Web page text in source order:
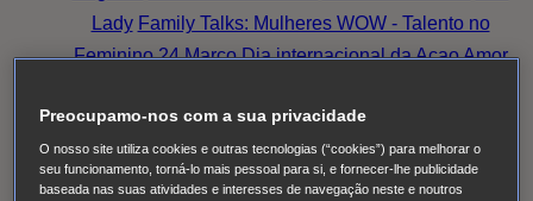
Lady Family Talks: Mulheres WOW - Talento no
Feminino 24 Março Dia internacional da AçaoAmor
Family Talks: Luta Rosa, Pensa Rosa (2025)
Fruto Proibido This City Is Ours Nine Bodies
HUDSON & REX Cobra Kai Family Talks: Silver
Preocupamo-nos com a sua privacidade
O nosso site utiliza cookies e outras tecnologias (“cookies”) para melhorar o
seu funcionamento, torná-lo mais pessoal para si, e fornecer-lhe publicidade
baseada nas suas atividades e interesses de navegação neste e noutros